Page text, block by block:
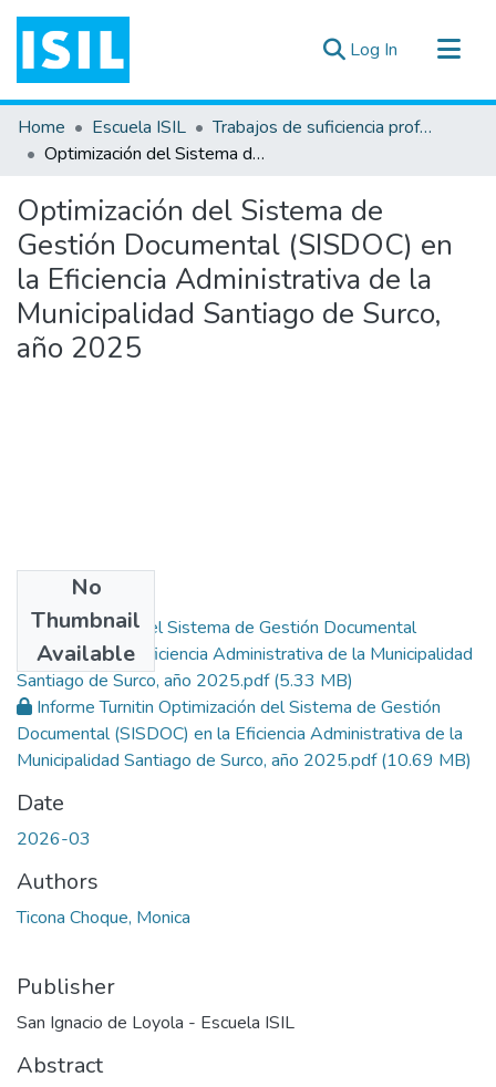
Log In (current)
All of DSpace
Statistics
Documentos ▾
Home Escuela ISIL
Trabajos de suficiencia profesional
Optimización del Sistema de Gestión Documental (SISDOC) en la Eficiencia Administrativa de la Municipalidad Santiago de Surco, año 2025
Optimización del Sistema de
Gestión Documental (SISDOC) en
la Eficiencia Administrativa de la
Municipalidad Santiago de Surco,
año 2025
No
Thumbnail
Available
Optimización del Sistema de Gestión Documental
(SISDOC) en la Eficiencia Administrativa de la Municipalidad
Santiago de Surco, año 2025.pdf(5.33 MB)
Informe Turnitin Optimización del Sistema de Gestión
Documental (SISDOC) en la Eficiencia Administrativa de la
Municipalidad Santiago de Surco, año 2025.pdf(10.69 MB)
Date
2026-03
Authors
Ticona Choque, Monica
Publisher
San Ignacio de Loyola - Escuela ISIL
Abstract